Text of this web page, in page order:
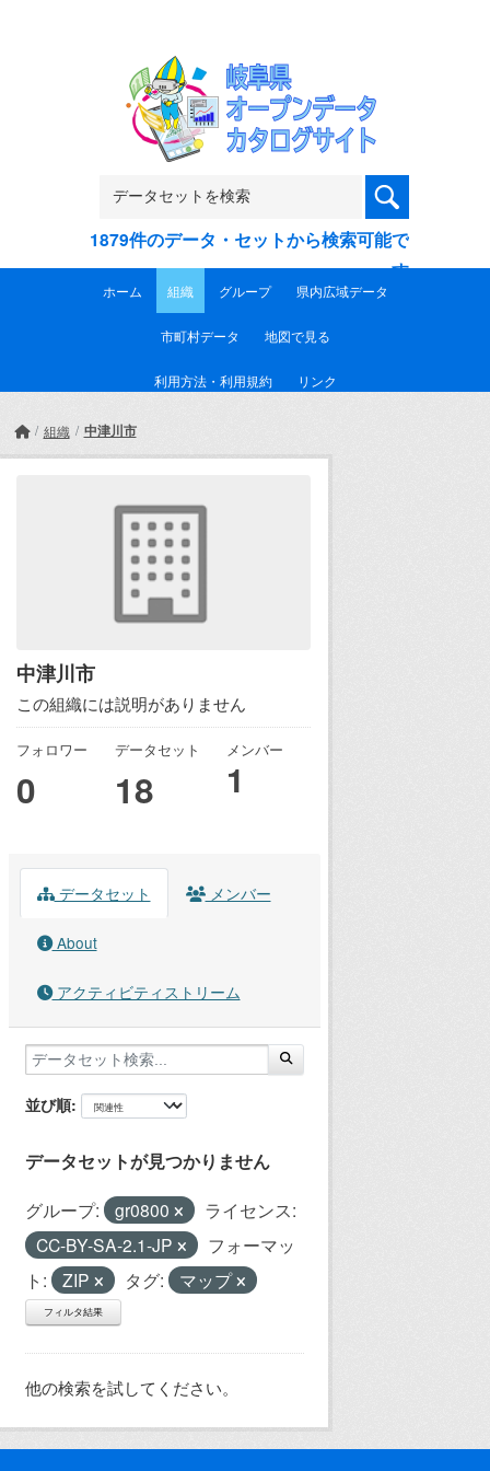
1879件のデータ・セットから検索可能で
す
ホーム 組織 グループ 県内広域データ
市町村データ 地図で見る
利用方法・利用規約 リンク
組織 中津川市
中津川市
この組織には説明がありません
フォロワー
0
データセット
18
メンバー
1
データセット メンバー
About
アクティビティストリーム
並び順
データセットが見つかりません
グループ: gr0800
ライセンス:
CC-BY-SA-2.1-JP
フォーマッ
ト:
ZIP タグ: マップ
フィルタ結果
他の検索を試してください。